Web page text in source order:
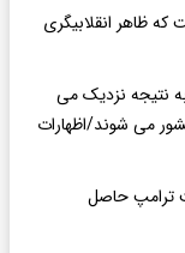
ظاهر انقلابیگری
نتیجه نزدیک می
می شوند/اظهارات
ترامپ حاصل